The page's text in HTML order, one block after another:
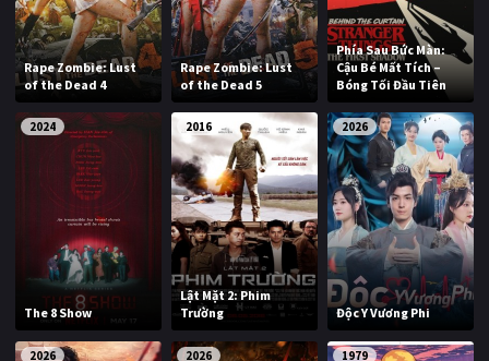
Rape Zombie: Lust
of the Dead 4
Rape Zombie: Lust
of the Dead 5
Phía Sau Bức Màn:
Cậu Bé Mất Tích –
Bóng Tối Đầu Tiên
2024
The 8 Show
2016
Lật Mặt 2: Phim
Trường
2026
Độc Y Vương Phi
2026 2026 1979